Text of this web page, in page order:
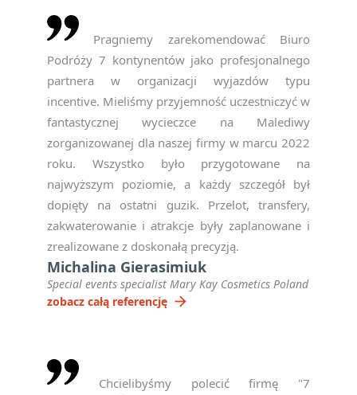
Pragniemy zarekomendować Biuro
Podróży 7 kontynentów jako profesjonalnego
partnera w organizacji wyjazdów typu
incentive. Mieliśmy przyjemność uczestniczyć w
fantastycznej wycieczce na Malediwy
zorganizowanej dla naszej firmy w marcu 2022
roku. Wszystko było przygotowane na
najwyższym poziomie, a każdy szczegół był
dopięty na ostatni guzik. Przelot, transfery,
zakwaterowanie i atrakcje były zaplanowane i
zrealizowane z doskonałą precyzją.
Michalina Gierasimiuk
Special events specialist Mary Kay Cosmetics Poland
zobacz całą referencję arrow_forward
Chcielibyśmy polecić firmę "7